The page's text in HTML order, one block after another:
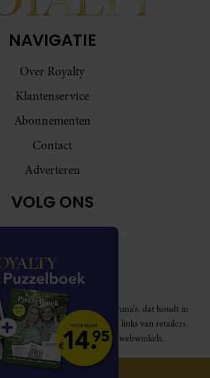
NAVIGATIE
Over Royalty
Klantenservice
Abonnementen
Contact
Adverteren
VOLG ONS
affiliate marketing programma’s, dat houdt in
voor aankopen middels links van retailers.
door de genoemde webwinkels.